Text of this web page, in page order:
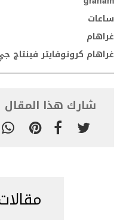
ساعات
غراهام
غراهام كرونوفايتر فينتاج
شارك هذا المقال